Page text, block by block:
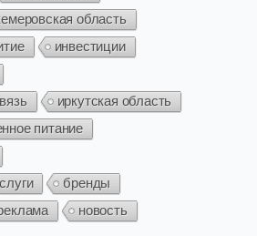
область
инвестиции
иркутская область
питание
бренды
новость